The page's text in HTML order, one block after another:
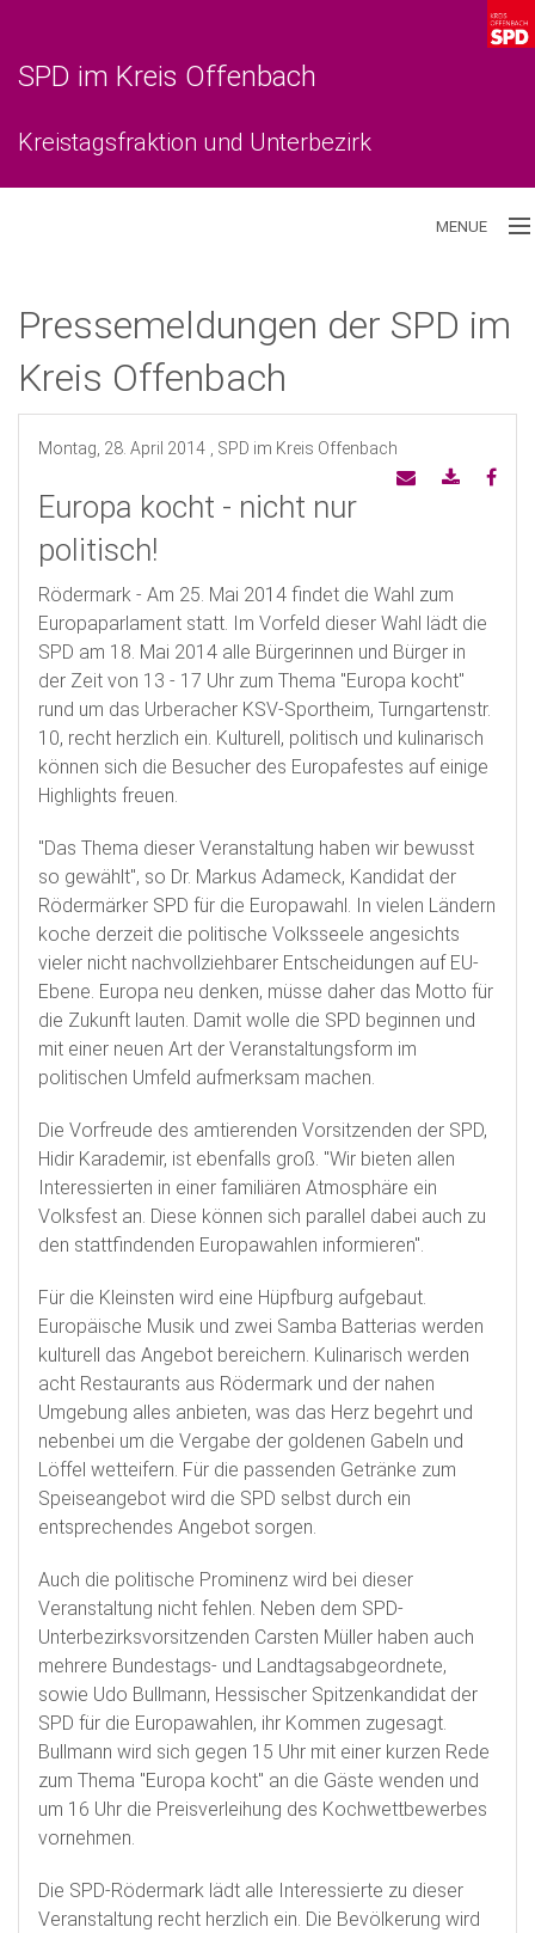
SPD im Kreis Offenbach
Kreistagsfraktion und Unterbezirk
MENUE
Unterbezirk
Pressemeldungen der SPD im
Kreis Offenbach
Montag, 28. April 2014 , SPD im Kreis Offenbach
Europa kocht - nicht nur
politisch!
Rödermark - Am 25. Mai 2014 findet die Wahl zum
Europaparlament statt. Im Vorfeld dieser Wahl lädt die
SPD am 18. Mai 2014 alle Bürgerinnen und Bürger in
der Zeit von 13 - 17 Uhr zum Thema "Europa kocht"
rund um das Urberacher KSV-Sportheim, Turngartenstr.
10, recht herzlich ein. Kulturell, politisch und kulinarisch
können sich die Besucher des Europafestes auf einige
Highlights freuen.
"Das Thema dieser Veranstaltung haben wir bewusst
so gewählt", so Dr. Markus Adameck, Kandidat der
Rödermärker SPD für die Europawahl. In vielen Ländern
koche derzeit die politische Volksseele angesichts
vieler nicht nachvollziehbarer Entscheidungen auf EU-
Ebene. Europa neu denken, müsse daher das Motto für
die Zukunft lauten. Damit wolle die SPD beginnen und
mit einer neuen Art der Veranstaltungsform im
politischen Umfeld aufmerksam machen.
Die Vorfreude des amtierenden Vorsitzenden der SPD,
Hidir Karademir, ist ebenfalls groß. "Wir bieten allen
Interessierten in einer familiären Atmosphäre ein
Volksfest an. Diese können sich parallel dabei auch zu
den stattfindenden Europawahlen informieren".
Für die Kleinsten wird eine Hüpfburg aufgebaut.
Europäische Musik und zwei Samba Batterias werden
kulturell das Angebot bereichern. Kulinarisch werden
acht Restaurants aus Rödermark und der nahen
Umgebung alles anbieten, was das Herz begehrt und
nebenbei um die Vergabe der goldenen Gabeln und
Löffel wetteifern. Für die passenden Getränke zum
Speiseangebot wird die SPD selbst durch ein
entsprechendes Angebot sorgen.
Auch die politische Prominenz wird bei dieser
Veranstaltung nicht fehlen. Neben dem SPD-
Unterbezirksvorsitzenden Carsten Müller haben auch
mehrere Bundestags- und Landtagsabgeordnete,
sowie Udo Bullmann, Hessischer Spitzenkandidat der
SPD für die Europawahlen, ihr Kommen zugesagt.
Bullmann wird sich gegen 15 Uhr mit einer kurzen Rede
zum Thema "Europa kocht" an die Gäste wenden und
um 16 Uhr die Preisverleihung des Kochwettbewerbes
vornehmen.
Die SPD-Rödermark lädt alle Interessierte zu dieser
Veranstaltung recht herzlich ein. Die Bevölkerung wird